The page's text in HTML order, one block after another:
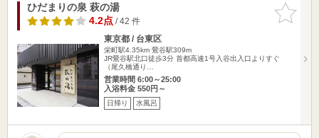
お気に入
りに追加
ひだまりの泉 萩の湯
4.2点/ 42 件
東京都 / 台東区
栄町駅4.35km 鶯谷駅309m
JR鶯谷駅北口徒歩3分 首都高速1号入谷出入口よりすぐ
（尾久橋通り…
営業時間 6:00～25:00
入浴料金 550円～
日帰り 水風呂